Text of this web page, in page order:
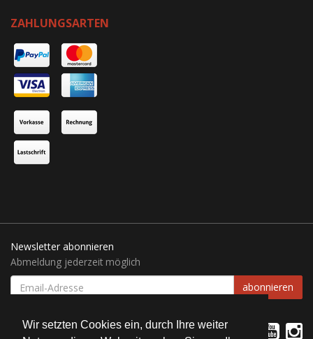
Wir setzten Cookies ein, durch Ihre weiter
ZAHLUNGSARTEN
Newsletter abonnieren
Abmeldung jederzeit möglich
EMAIL-
ADRESSE
abonnieren